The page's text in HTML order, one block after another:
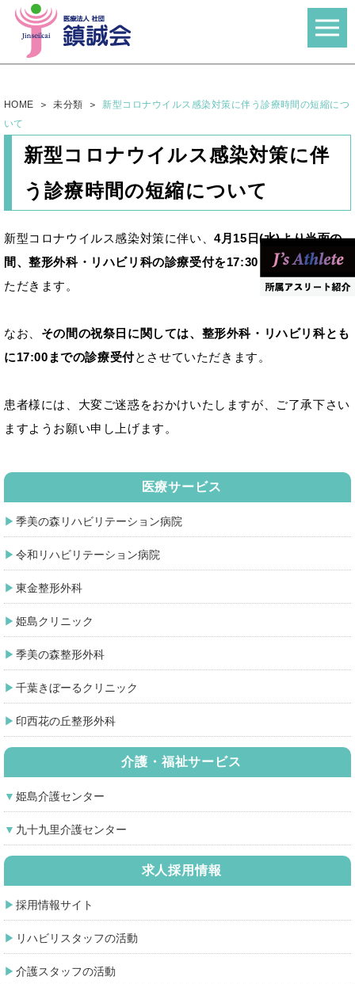
HOME 未分類
新型コロナウイルス感染対策に伴う診療時間の短縮につ
いて
新型コロナウイルス感染対策に伴
う診療時間の短縮について
新型コロナウイルス感染対策に伴い、4月15日(水)より当面の
間、整形外科・リハビリ科の診療受付を17:30までとさせてい
ただきます。
なお、 その間の祝祭日に関しては、整形外科・リハビリ科とも
に17:00までの診療受付とさせていただきます。
患者様には、大変ご迷惑をおかけいたしますが、ご了承下さい
ますようお願い申し上げます。
医療サービス
季美の森リハビリテーション病院
令和リハビリテーション病院
東金整形外科
姫島クリニック
季美の森整形外科
千葉きぼーるクリニック
印西花の丘整形外科
介護・福祉サービス
姫島介護センター
九十九里介護センター
求人採用情報
採用情報サイト
リハビリスタッフの活動
介護スタッフの活動